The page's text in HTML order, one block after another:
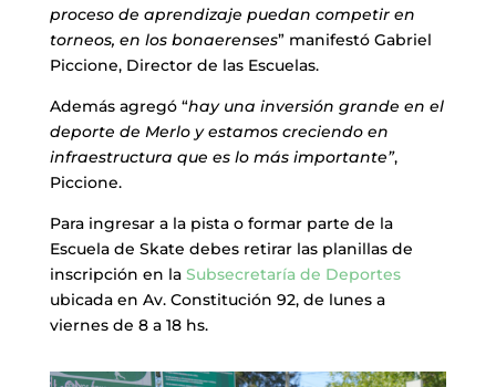
proceso de aprendizaje puedan competir en
torneos, en los bonaerenses” manifestó Gabriel
Piccione, Director de las Escuelas.
Además agregó “hay una inversión grande en el
deporte de Merlo y estamos creciendo en
infraestructura que es lo más importante”,
Piccione.
Para ingresar a la pista o formar parte de la
Escuela de Skate debes retirar las planillas de
inscripción en la Subsecretaría de Deportes
ubicada en Av. Constitución 92, de lunes a
viernes de 8 a 18 hs.